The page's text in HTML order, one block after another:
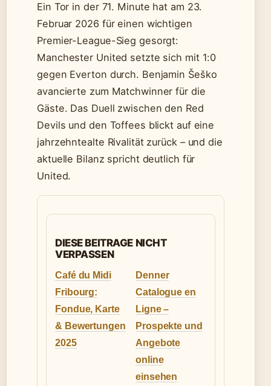
Ein Tor in der 71. Minute hat am 23.
Februar 2026 für einen wichtigen
Premier-League-Sieg gesorgt:
Manchester United setzte sich mit 1:0
gegen Everton durch. Benjamin Šeško
avancierte zum Matchwinner für die
Gäste. Das Duell zwischen den Red
Devils und den Toffees blickt auf eine
jahrzehntealte Rivalität zurück – und die
aktuelle Bilanz spricht deutlich für
United.
DIESE BEITRAGE NICHT
VERPASSEN
Café du Midi
Fribourg:
Fondue, Karte
& Bewertungen
2025
Denner
Catalogue en
Ligne –
Prospekte und
Angebote
online
einsehen